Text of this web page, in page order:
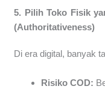
5. Pilih Toko Fisik
(Authoritativeness)
Di era digital, banyak
Risiko COD: